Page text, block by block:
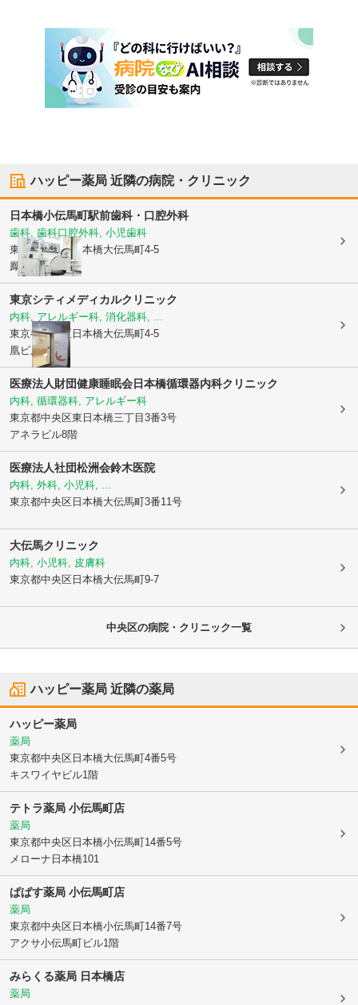
ハッピー薬局 近隣の病院・クリニック
日本橋小伝馬町駅前歯科・口腔外科
歯科, 歯科口腔外科, 小児歯科
東京都中央区 日本橋大伝馬町4-5
鳳ビル 2F
東京シティメディカルクリニック
内科, アレルギー科, 消化器科, ...
東京都中央区 日本橋大伝馬町4-5
凰ビル3F
医療法人財団健康睡眠会日本橋循環器内科クリニック
内科, 循環器科, アレルギー科
東京都中央区東日本橋三丁目3番3号
アネラビル8階
医療法人社団松洲会鈴木医院
内科, 外科, 小児科, ...
東京都中央区 日本橋大伝馬町3番11号
大伝馬クリニック
内科, 小児科, 皮膚科
東京都中央区 日本橋大伝馬町9-7
中央区の病院・クリニック一覧
ハッピー薬局 近隣の薬局
ハッピー薬局
薬局
東京都中央区 日本橋大伝馬町4番5号
キスワイヤビル1階
テトラ薬局 小伝馬町店
薬局
東京都中央区 日本橋小伝馬町14番5号
メローナ日本橋101
ぱぱす薬局 小伝馬町店
薬局
東京都中央区 日本橋小伝馬町14番7号
アクサ小伝馬町ビル1階
みらくる薬局 日本橋店
薬局